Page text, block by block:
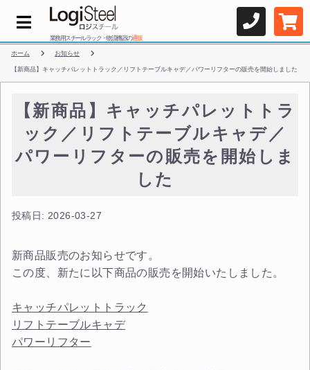
業務用スチールラック・物流機器の通販
ホーム お知らせ
【新商品】キャッチパレットトラック／リフトテーブルキャデ／パワーリフターの販売を開始しました
【新商品】キャッチパレットトラ
ック／リフトテーブルキャデ／
パワーリフターの販売を開始しま
した
投稿日: 2026-03-27
新商品販売のお知らせです。
この度、新たに以下商品の販売を開始いたしました。
キャッチパレットトラック
リフトテーブルキャデ
パワーリフター